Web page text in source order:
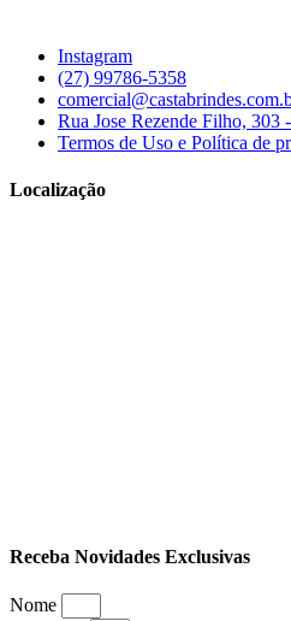
Instagram
(27) 99786-5358
Rua Jose Rezende Filho,
Termos de Uso e Política de
Localização
Receba Novidades Exclusivas
Nome